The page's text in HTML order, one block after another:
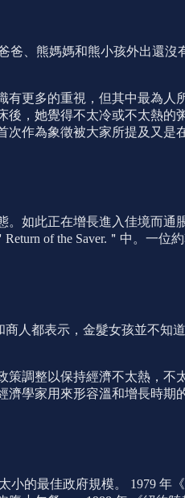
爸、熊媽媽和熊小孩外出還
更多的重視，但其中最為人
，她覺得不太冷或不太熱的
作為象徵被大家所提及又是
如此正在增長進入佳境而通
of the Saver.＂中。一位
人都表示，金髮女孩並不知
調整以保持經濟不太熱，不
學家用來形容溫和增長時期
小的最佳政府規模。 1979 年